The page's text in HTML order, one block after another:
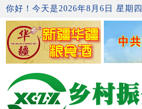
你好！今天是2026年8月6日 星期四